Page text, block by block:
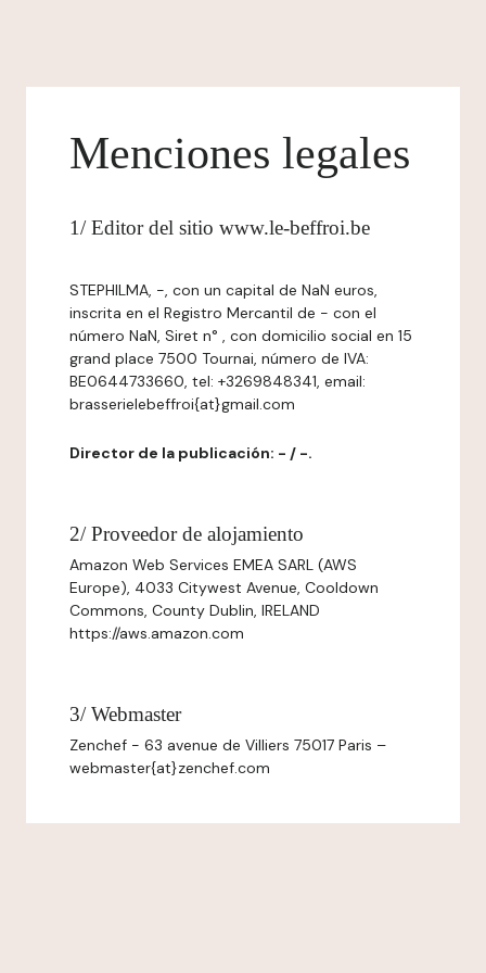
Menciones legales
1/ Editor del sitio www.le-beffroi.be
STEPHILMA, -, con un capital de NaN euros,
inscrita en el Registro Mercantil de - con el
número NaN, Siret n° , con domicilio social en 15
grand place 7500 Tournai, número de IVA:
BE0644733660, tel: +3269848341, email:
brasserielebeffroi{at}gmail.com
Director de la publicación: - / -.
2/ Proveedor de alojamiento
Amazon Web Services EMEA SARL (AWS
Europe), 4033 Citywest Avenue, Cooldown
Commons, County Dublin, IRELAND
https://aws.amazon.com
3/ Webmaster
Zenchef - 63 avenue de Villiers 75017 Paris –
webmaster{at}zenchef.com